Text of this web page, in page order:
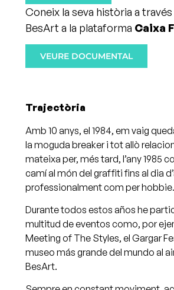
Coneix la seva història a través
BesArt a la plataforma Caixa
VEURE DOCUMENTAL
Trajectòria
Amb 10 anys, el 1984, em vaig
la moguda breaker i tot allò
mateixa per, més tard, l’any 1985
camí al món del graffiti fins al dia
professionalment com per hobbie.
Durante todos estos años he
multitud de eventos como, por
Meeting of The Styles, el Gargar
museo más grande del mundo al
BesArt.